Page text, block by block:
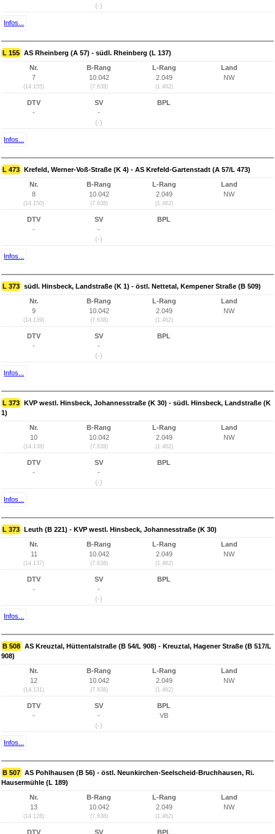
(-)
Infos...
L 155 AS Rheinberg (A 57) - südl. Rheinberg (L 137)
Nr.
7
(14.155)
B-Rang
10.042
(7.638)
L-Rang
2.049
(1.462)
Land
NW
DTV
-
SV
-
(-)
BPL
Infos...
L 473 Krefeld, Werner-Voß-Straße (K 4) - AS Krefeld-Gartenstadt (A 57/L 473)
Nr.
8
(14.150)
B-Rang
10.042
(7.638)
L-Rang
2.049
(1.462)
Land
NW
DTV
-
SV
-
(-)
BPL
Infos...
L 373 südl. Hinsbeck, Landstraße (K 1) - östl. Nettetal, Kempener Straße (B 509)
Nr.
9
(14.139)
B-Rang
10.042
(7.638)
L-Rang
2.049
(1.462)
Land
NW
DTV
-
SV
-
(-)
BPL
Infos...
L 373 KVP westl. Hinsbeck, Johannesstraße (K 30) - südl. Hinsbeck, Landstraße (K
1)
Nr.
10
(14.138)
B-Rang
10.042
(7.638)
L-Rang
2.049
(1.462)
Land
NW
DTV
-
SV
-
(-)
BPL
Infos...
L 373 Leuth (B 221) - KVP westl. Hinsbeck, Johannesstraße (K 30)
Nr.
11
(14.137)
B-Rang
10.042
(7.638)
L-Rang
2.049
(1.462)
Land
NW
DTV
-
SV
-
(-)
BPL
Infos...
B 508 AS Kreuztal, Hüttentalstraße (B 54/L 908) - Kreuztal, Hagener Straße (B 517/L
908)
Nr.
12
(14.131)
B-Rang
10.042
(7.638)
L-Rang
2.049
(1.462)
Land
NW
DTV
-
SV
-
(-)
BPL
VB
Infos...
B 507 AS Pohlhausen (B 56) - östl. Neunkirchen-Seelscheid-Bruchhausen, Ri.
Hausermühle (L 189)
Nr.
13
(14.128)
B-Rang
10.042
(7.638)
L-Rang
2.049
(1.462)
Land
NW
DTV SV BPL